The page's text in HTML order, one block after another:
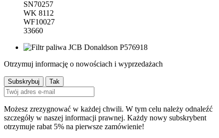
SN70257
WK 8112
WF10027
33660
Otrzymuj informację o nowościach i wyprzedażach
Możesz zrezygnować w każdej chwili. W tym celu należy odnaleźć
szczegóły w naszej informacji prawnej. Każdy nowy subskrybent
otrzymuje rabat 5% na pierwsze zamówienie!